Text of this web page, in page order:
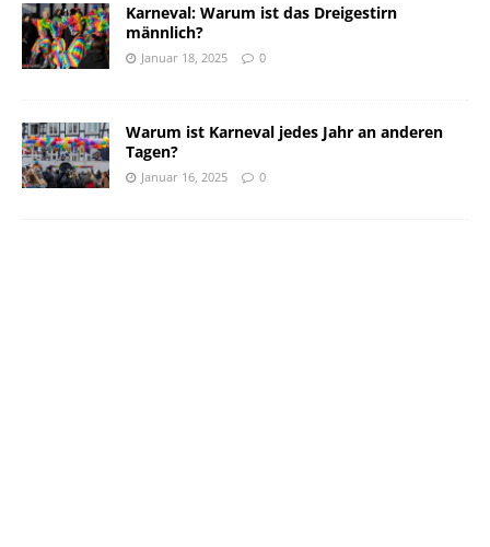
Karneval: Warum ist das Dreigestirn
männlich?
Januar 18, 2025 0
Warum ist Karneval jedes Jahr an anderen
Tagen?
Januar 16, 2025 0